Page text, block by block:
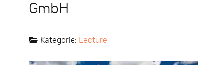
GmbH
Kategorie: Lecture